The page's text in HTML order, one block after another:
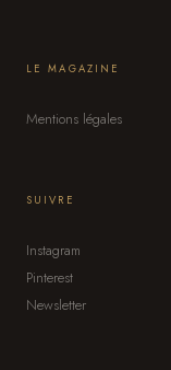
LE MAGAZINE
Mentions légales
SUIVRE
Instagram
Pinterest
Newsletter